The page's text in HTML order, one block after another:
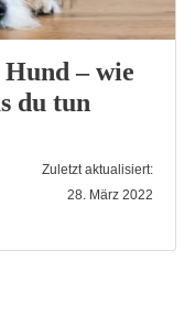
– wie
du tun
Zuletzt aktualisiert:
28. März 2022